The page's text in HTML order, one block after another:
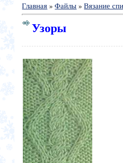
Главная »Файлы »Вязание
Узоры